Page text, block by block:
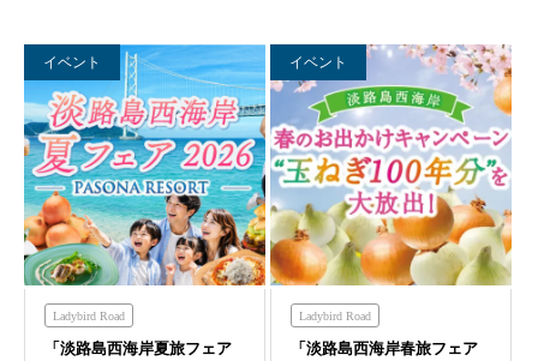
イベント
Ladybird Road
ミエレザダイナー 春
「淡路島西海岸夏旅フェア
イベント
Ladybird Road
ミエレザダイナー 春
「淡路島西海岸春旅フェア